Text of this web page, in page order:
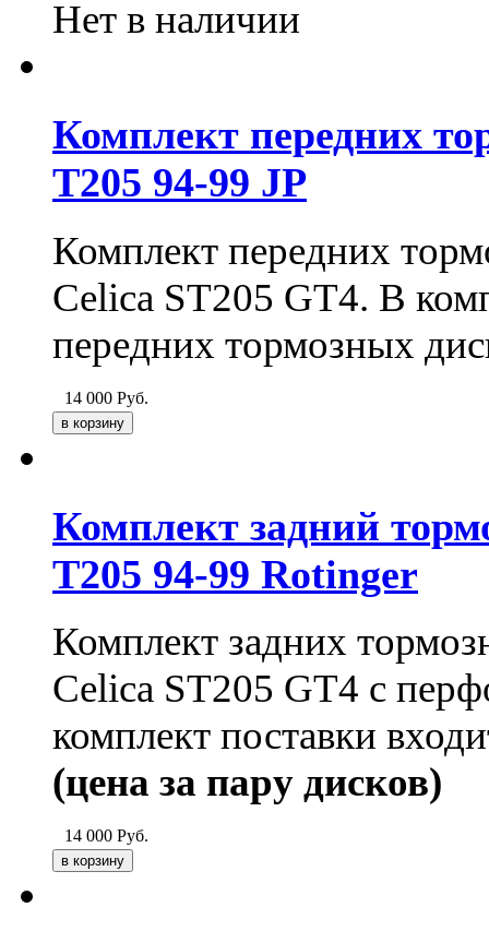
Нет в наличии
Комплект передних
T205 94-99 JP
Комплект передних
Celica ST205 GT4. В
передних тормозных
14 000 Руб.
Комплект задний
T205 94-99 Rotinger
Комплект задних
Celica ST205 GT4 с
комплект поставки
(цена за пару дисков)
14 000 Руб.